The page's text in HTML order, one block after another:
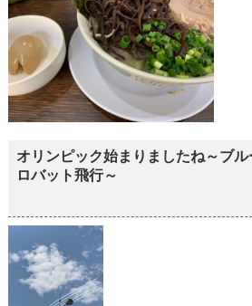
オリンピック始まりましたね～ブ
ロバット飛行～